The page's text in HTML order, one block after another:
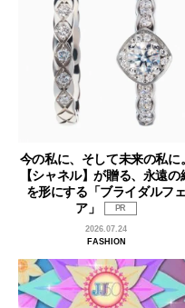
今の私に、そして未来の私に。
【シャネル】が贈る、永遠の
を形にする「ブライダルフェ
ア」
PR
2026.07.24
FASHION